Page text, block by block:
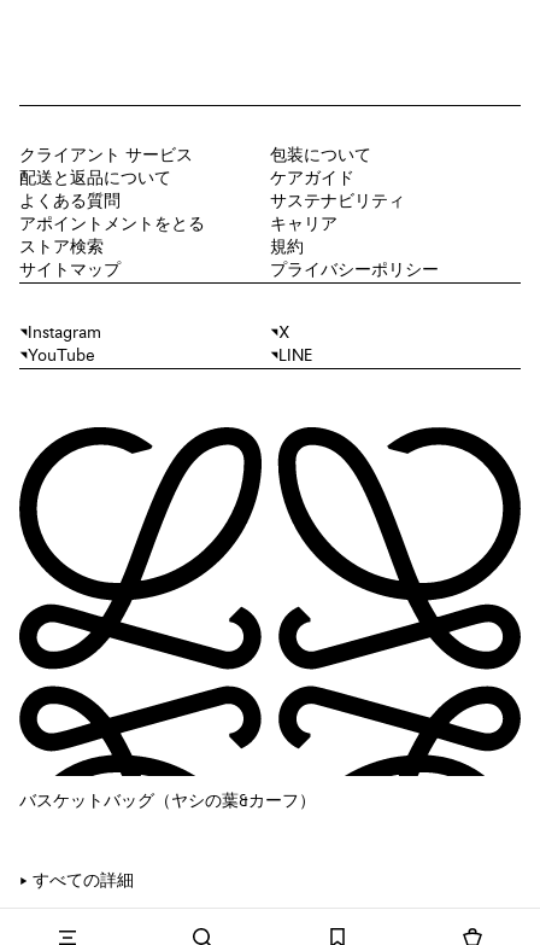
バスケットバッグ（ヤシの葉&カーフ）
すべての詳細
クライアント サービス
配送と返品について
よくある質問
アポイントメントをとる
ストア検索
サイトマップ
包装について
ケアガイド
サステナビリティ
キャリア
規約
プライバシーポリシー
Instagram
X
YouTube
LINE